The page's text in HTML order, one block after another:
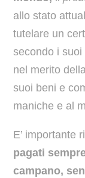
allo stato
tutelare un
secondo i
nel merito
suoi beni e
maniche e al
E’ importante
pagati
campano,